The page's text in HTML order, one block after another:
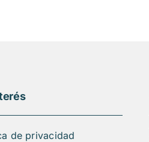
de privacidad